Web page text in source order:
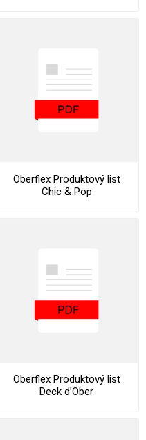
Oberflex Produktový list
Chic & Pop
Oberflex Produktový list
Deck d’Ober